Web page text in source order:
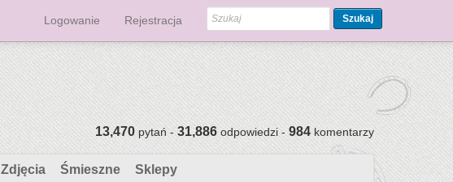
Logowanie Rejestracja Szukaj
13,470pytań -31,886odpowiedzi -984komentarzy
Zdjęcia Śmieszne Sklepy